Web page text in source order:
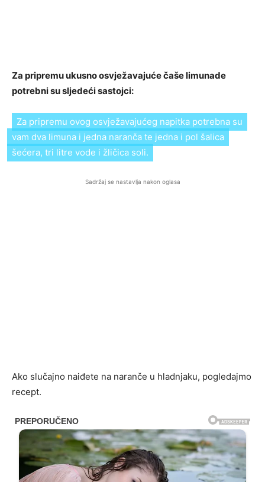
Za pripremu ukusno osvježavajuće čaše limunade
potrebni su sljedeći sastojci:
Za pripremu ovog osvježavajućeg napitka potrebna su
vam dva limuna i jedna naranča te jedna i pol šalica
šećera, tri litre vode i žličica soli.
Sadržaj se nastavlja nakon oglasa
Ako slučajno naiđete na naranče u hladnjaku, pogledajmo
recept.